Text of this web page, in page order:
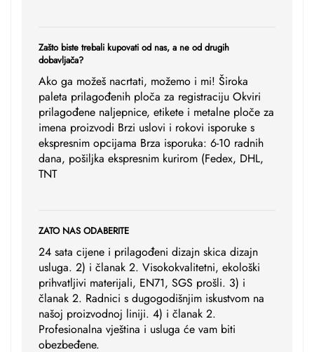
Zašto biste trebali kupovati od nas, a ne od drugih
dobavljača?
Ako ga možeš nacrtati, možemo i mi! Široka
paleta prilagođenih ploča za registraciju Okviri
prilagođene naljepnice, etikete i metalne ploče za
imena proizvodi Brzi uslovi i rokovi isporuke s
ekspresnim opcijama Brza isporuka: 6-10 radnih
dana, pošiljka ekspresnim kurirom (Fedex, DHL,
TNT
ZATO NAS ODABERITE
24 sata cijene i prilagođeni dizajn skica dizajn
usluga. 2) i članak 2. Visokokvalitetni, ekološki
prihvatljivi materijali, EN71, SGS prošli. 3) i
članak 2. Radnici s dugogodišnjim iskustvom na
našoj proizvodnoj liniji. 4) i članak 2.
Profesionalna vještina i usluga će vam biti
obezbeđene.